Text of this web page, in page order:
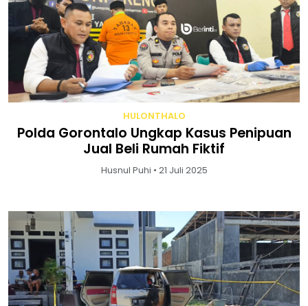
HULONTHALO
Polda Gorontalo Ungkap Kasus Penipuan
Jual Beli Rumah Fiktif
Husnul Puhi • 21 Juli 2025